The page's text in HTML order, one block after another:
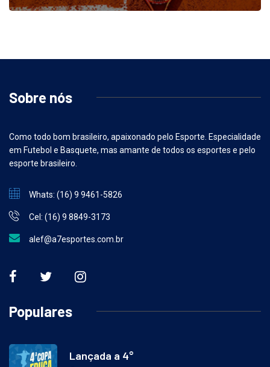
Sobre nós
Como todo bom brasileiro, apaixonado pelo Esporte. Especialidade
em Futebol e Basquete, mas amante de todos os esportes e pelo
esporte brasileiro.
Whats: (16) 9 9461-5826
Cel: (16) 9 8849-3173
alef@a7esportes.com.br
Populares
Lançada a 4°